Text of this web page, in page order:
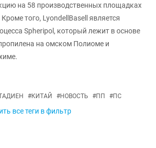
на 58 производственных площадках
того, LyondellBasell является
Spheripol, который лежит в основе
на омском Полиоме и
#КИТАЙ #НОВОСТЬ #ПП #ПС
все теги в фильтр